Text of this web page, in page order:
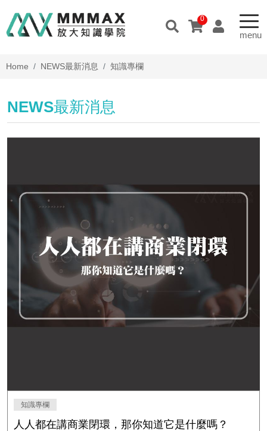
0
Home NEWS最新消息 知識專欄
NEWS最新消息
知識專欄
人人都在講商業閉環，那你知道它是什麼嗎？